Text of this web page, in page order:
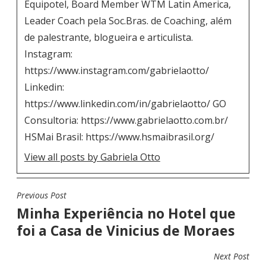
Equipotel, Board Member WTM Latin America,
Leader Coach pela Soc.Bras. de Coaching, além
de palestrante, blogueira e articulista.
Instagram:
https://www.instagram.com/gabrielaotto/
Linkedin:
https://www.linkedin.com/in/gabrielaotto/ GO
Consultoria: https://www.gabrielaotto.com.br/
HSMai Brasil: https://www.hsmaibrasil.org/
View all posts by Gabriela Otto
N
A
V
Previous Post
Minha Experiência no Hotel que
foi a Casa de Vinicius de Moraes
Next Post